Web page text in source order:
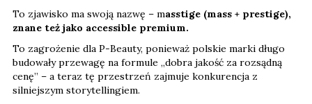
To zjawisko ma swoją nazwę – masstige (mass + prestige),
znane też jako accessible premium.
To zagrożenie dla P-Beauty, ponieważ polskie marki długo
budowały przewagę na formule „dobra jakość za rozsądną
cenę” – a teraz tę przestrzeń zajmuje konkurencja z
silniejszym storytellingiem.